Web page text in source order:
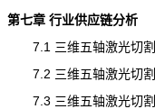
第七章 行业供应链分析
7.1 三维五轴激光切割
7.2 三维五轴激光切割
7.3 三维五轴激光切割